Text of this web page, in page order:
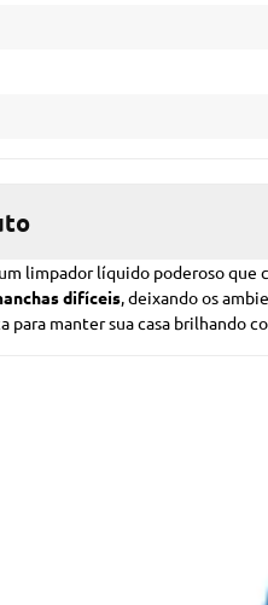
limpador líquido poderoso que
difíceis, deixando os
para manter sua casa brilhando